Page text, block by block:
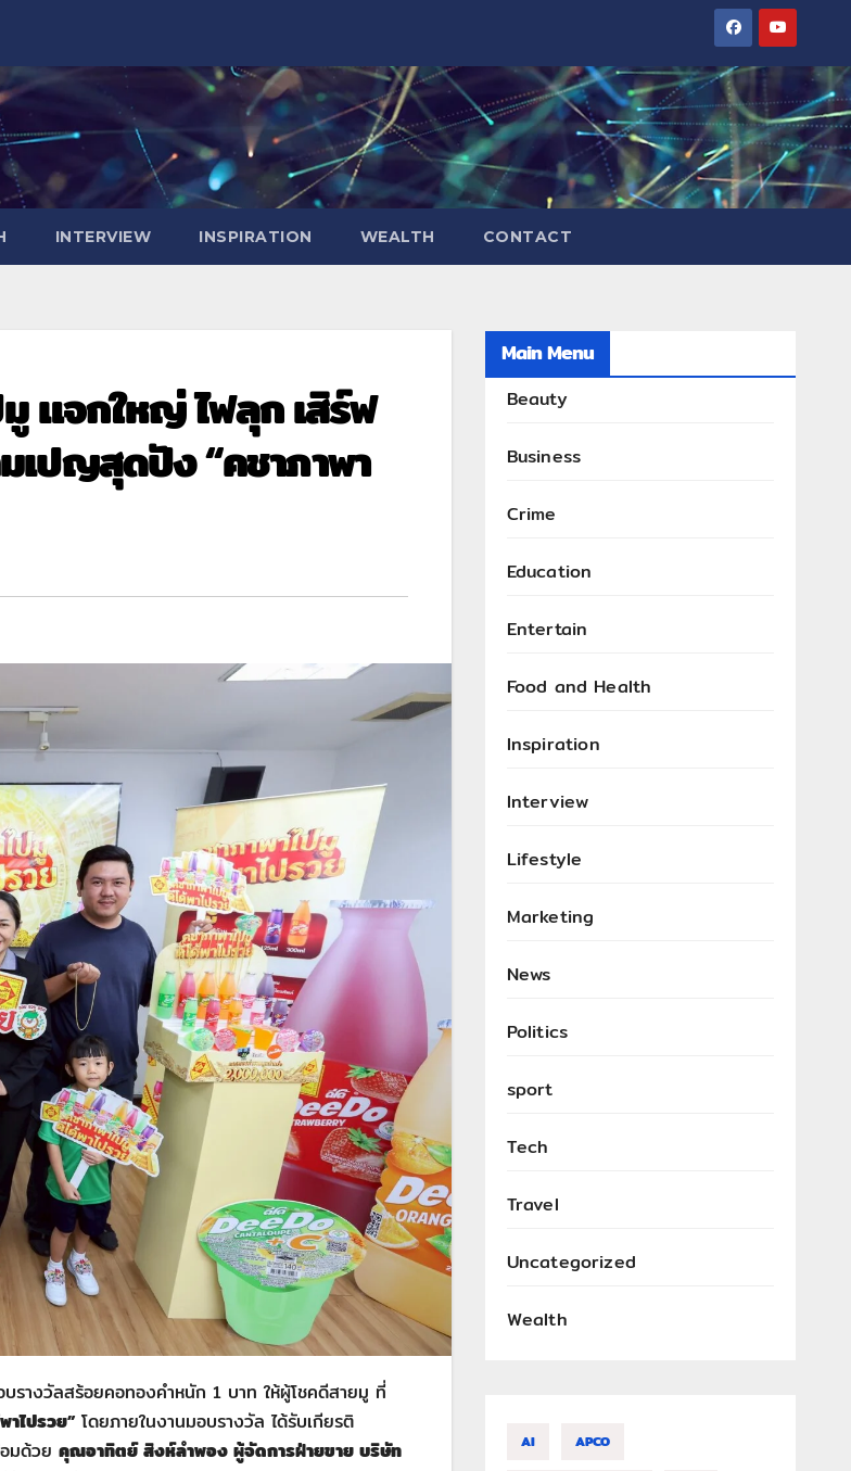
INTERVIEW INSPIRATION WEALTH CONTACT
แจกใหญ่ ไฟลุก เสิร์ฟ
ปญสุดปัง “คชาภาพา
รางวัลสร้อยคอทองคำหนัก 1 บาท ให้ผู้โชคดีสายมู ที่
าไปรวย” โดยภายในงานมอบรางวัล ได้รับเกียรติ
มด้วย คุณอาทิตย์ สิงห์ลำพอง ผู้จัดการฝ่ายขาย บริษัท
Main Menu
Beauty
Business
Crime
Education
Entertain
Food and Health
Inspiration
Interview
Lifestyle
Marketing
News
Politics
sport
Tech
Travel
Uncategorized
Wealth
AI APCO